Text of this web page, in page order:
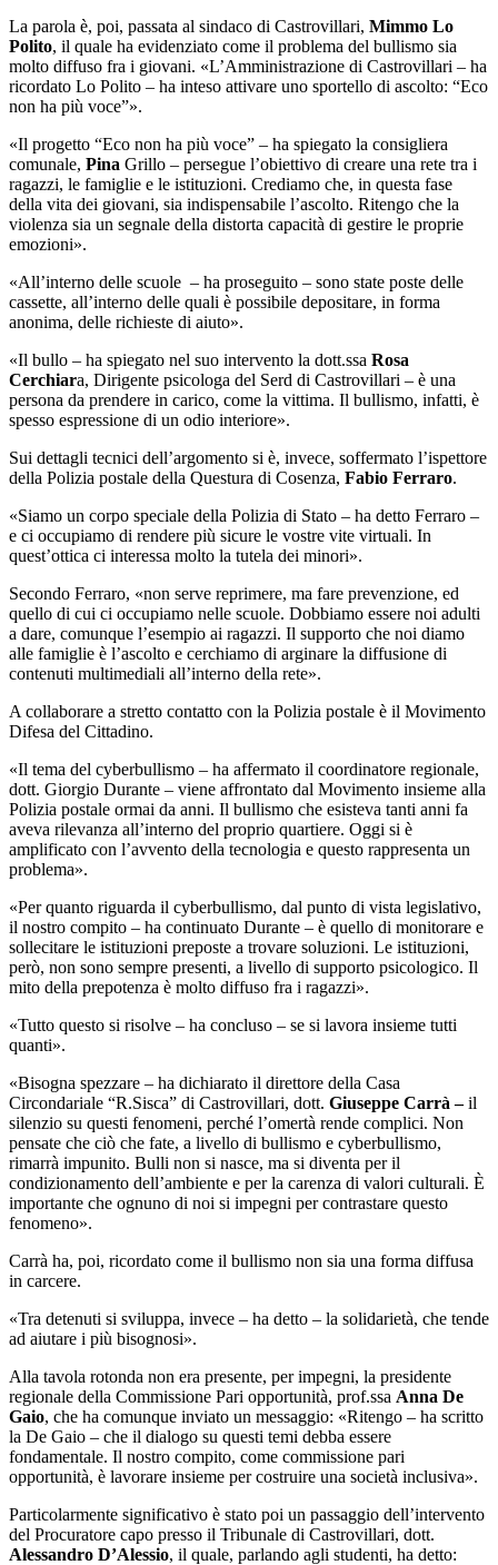
La parola è, poi, passata al sindaco di Castrovillari, Mimmo Lo
Polito, il quale ha evidenziato come il problema del bullismo sia
molto diffuso fra i giovani. «L’Amministrazione di Castrovillari – ha
ricordato Lo Polito – ha inteso attivare uno sportello di ascolto: “Eco
non ha più voce”».
«Il progetto “Eco non ha più voce” – ha spiegato la consigliera
comunale, Pina Grillo – persegue l’obiettivo di creare una rete tra i
ragazzi, le famiglie e le istituzioni. Crediamo che, in questa fase
della vita dei giovani, sia indispensabile l’ascolto. Ritengo che la
violenza sia un segnale della distorta capacità di gestire le proprie
emozioni».
«All’interno delle scuole – ha proseguito – sono state poste delle
cassette, all’interno delle quali è possibile depositare, in forma
anonima, delle richieste di aiuto».
«Il bullo – ha spiegato nel suo intervento la dott.ssa Rosa
Cerchiara, Dirigente psicologa del Serd di Castrovillari – è una
persona da prendere in carico, come la vittima. Il bullismo, infatti, è
spesso espressione di un odio interiore».
Sui dettagli tecnici dell’argomento si è, invece, soffermato l’ispettore
della Polizia postale della Questura di Cosenza, Fabio Ferraro.
«Siamo un corpo speciale della Polizia di Stato – ha detto Ferraro –
e ci occupiamo di rendere più sicure le vostre vite virtuali. In
quest’ottica ci interessa molto la tutela dei minori».
Secondo Ferraro, «non serve reprimere, ma fare prevenzione, ed
quello di cui ci occupiamo nelle scuole. Dobbiamo essere noi adulti
a dare, comunque l’esempio ai ragazzi. Il supporto che noi diamo
alle famiglie è l’ascolto e cerchiamo di arginare la diffusione di
contenuti multimediali all’interno della rete».
A collaborare a stretto contatto con la Polizia postale è il Movimento
Difesa del Cittadino.
«Il tema del cyberbullismo – ha affermato il coordinatore regionale,
dott. Giorgio Durante – viene affrontato dal Movimento insieme alla
Polizia postale ormai da anni. Il bullismo che esisteva tanti anni fa
aveva rilevanza all’interno del proprio quartiere. Oggi si è
amplificato con l’avvento della tecnologia e questo rappresenta un
problema».
«Per quanto riguarda il cyberbullismo, dal punto di vista legislativo,
il nostro compito – ha continuato Durante – è quello di monitorare e
sollecitare le istituzioni preposte a trovare soluzioni. Le istituzioni,
però, non sono sempre presenti, a livello di supporto psicologico. Il
mito della prepotenza è molto diffuso fra i ragazzi».
«Tutto questo si risolve – ha concluso – se si lavora insieme tutti
quanti».
«Bisogna spezzare – ha dichiarato il direttore della Casa
Circondariale “R.Sisca” di Castrovillari, dott. Giuseppe Carrà –il
silenzio su questi fenomeni, perché l’omertà rende complici. Non
pensate che ciò che fate, a livello di bullismo e cyberbullismo,
rimarrà impunito. Bulli non si nasce, ma si diventa per il
condizionamento dell’ambiente e per la carenza di valori culturali. È
importante che ognuno di noi si impegni per contrastare questo
fenomeno».
Carrà ha, poi, ricordato come il bullismo non sia una forma diffusa
in carcere.
«Tra detenuti si sviluppa, invece – ha detto – la solidarietà, che tende
ad aiutare i più bisognosi».
Alla tavola rotonda non era presente, per impegni, la presidente
regionale della Commissione Pari opportunità, prof.ssa Anna De
Gaio, che ha comunque inviato un messaggio: «Ritengo – ha scritto
la De Gaio – che il dialogo su questi temi debba essere
fondamentale. Il nostro compito, come commissione pari
opportunità, è lavorare insieme per costruire una società inclusiva».
Particolarmente significativo è stato poi un passaggio dell’intervento
del Procuratore capo presso il Tribunale di Castrovillari, dott.
Alessandro D’Alessio, il quale, parlando agli studenti, ha detto: